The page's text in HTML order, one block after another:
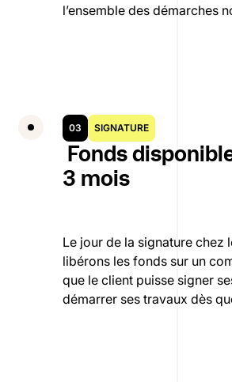
l’ensemble des démarches
03 SIGNATURE
Fonds
3 mois
Le jour de la signature chez
libérons les fonds sur un
que le client puisse signer
démarrer ses travaux dès